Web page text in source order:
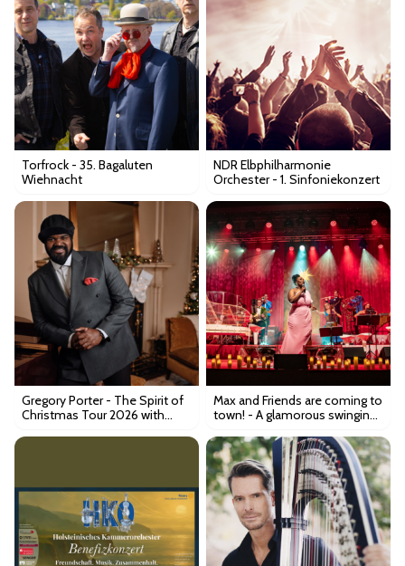
Torfrock - 35. Bagaluten
Wiehnacht
NDR Elbphilharmonie
Orchester - 1. Sinfoniekonzert
Gregory Porter - The Spirit of
Christmas Tour 2026 with
Max and Friends are coming to
town! - A glamorous swinging